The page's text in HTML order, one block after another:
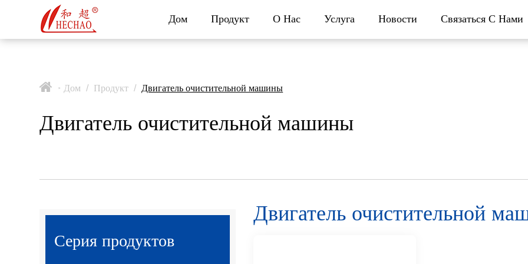
Дом Продукт О Нас Услуга Новости Связаться С Нами
> Дом / Продукт / Двигатель очистительной машины
Двигатель очистительной машины
Серия продуктов
Двигатель очистительной